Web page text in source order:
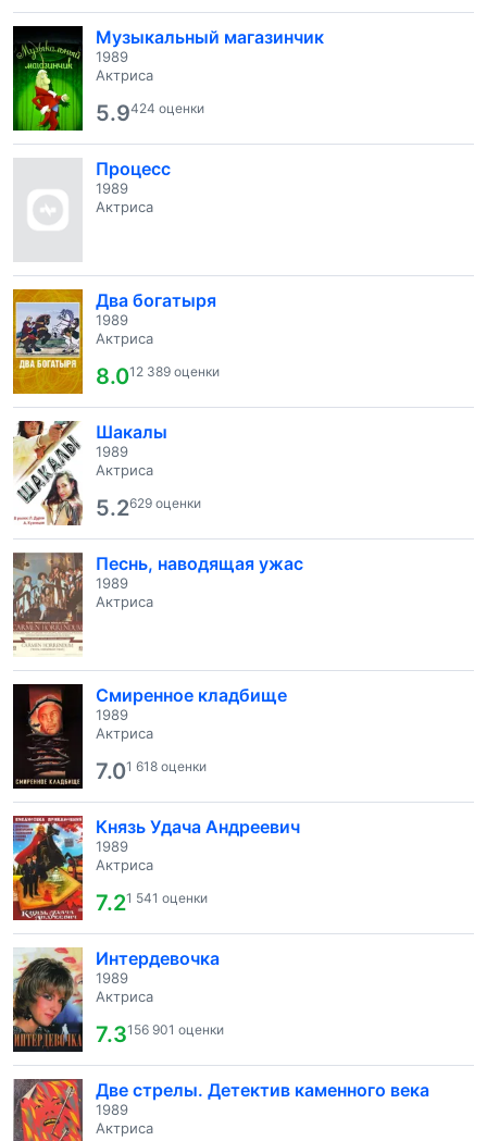
Музыкальный магазинчик
1989
Актриса
5.9424 оценки
Процесс
1989
Актриса
Два богатыря
1989
Актриса
8.012 389 оценки
Шакалы
1989
Актриса
5.2629 оценки
Песнь, наводящая ужас
1989
Актриса
Смиренное кладбище
1989
Актриса
7.01 618 оценки
Князь Удача Андреевич
1989
Актриса
7.21 541 оценки
Интердевочка
1989
Актриса
7.3156 901 оценки
Две стрелы. Детектив каменного века
1989
Актриса